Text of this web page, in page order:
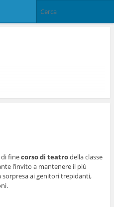
di finecorso di teatrodella classe
l’invito a mantenere il più
ai genitori trepidanti,